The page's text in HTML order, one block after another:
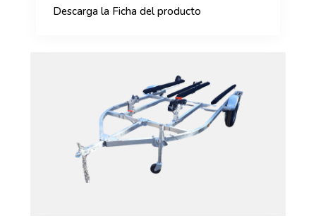
Descarga la Ficha del producto